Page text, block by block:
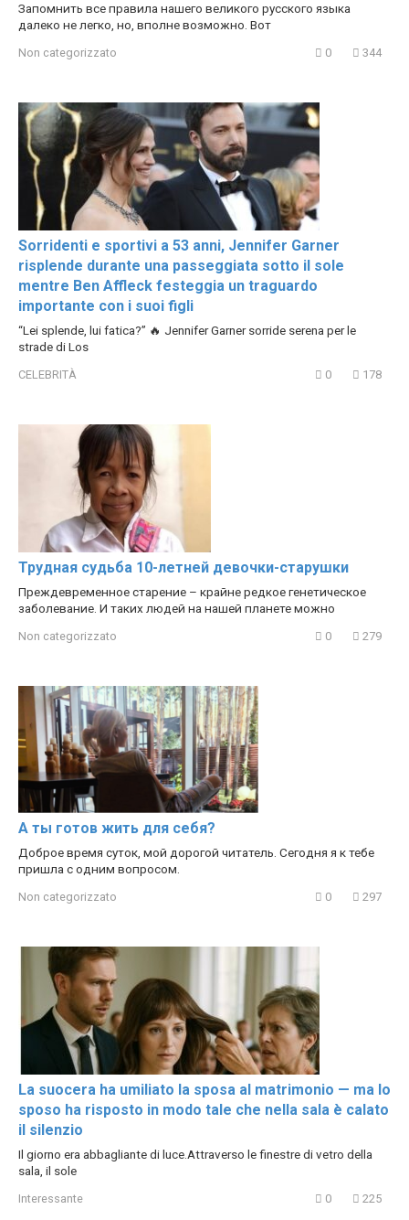
Запомнить все правила нашего великого русского языка
далеко не легко, но, вполне возможно. Вот
Non categorizzato 0 344
Sorridenti e sportivi a 53 anni, Jennifer Garner
risplende durante una passeggiata sotto il sole
mentre Ben Affleck festeggia un traguardo
importante con i suoi figli
“Lei splende, lui fatica?” 🔥 Jennifer Garner sorride serena per le
strade di Los
CELEBRITÀ 0 178
Трудная судьба 10-летней девочки-старушки
Преждевременное старение – крайне редкое генетическое
заболевание. И таких людей на нашей планете можно
Non categorizzato 0 279
А ты готов жить для себя?
Доброе время суток, мой дорогой читатель. Сегодня я к тебе
пришла с одним вопросом.
Non categorizzato 0 297
La suocera ha umiliato la sposa al matrimonio — ma lo
sposo ha risposto in modo tale che nella sala è calato
il silenzio
Il giorno era abbagliante di luce.Attraverso le finestre di vetro della
sala, il sole
Interessante 0 225